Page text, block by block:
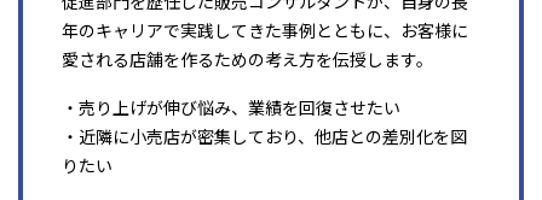
年のキャリアで実践してきた事例とともに、お客様に
愛される店舗を作るための考え方を伝授します。
・売り上げが伸び悩み、業績を回復させたい
・近隣に小売店が密集しており、他店との差別化を図
りたい